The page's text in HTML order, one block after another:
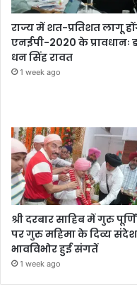
राज्य में शत-प्रतिशत लागू
एनईपी-2020 के प्रावधानः
धन सिंह रावत
1 week ago
श्री दरबार साहिब में गुरु
पर गुरु महिमा के दिव्य
भावविभोर हुई संगतें
1 week ago